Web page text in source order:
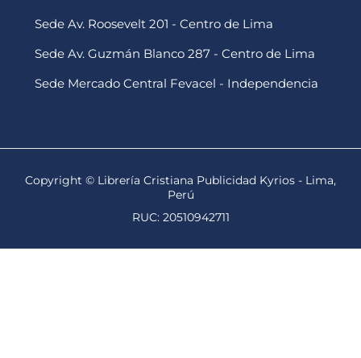
Sede Av. Roosevelt 201 - Centro de Lima
Sede Av. Guzmán Blanco 287 - Centro de Lima
Sede Mercado Central Fevacel - Independencia
Copyright © Librería Cristiana Publicidad Kyrios - Lima,
Perú
RUC: 20510942711